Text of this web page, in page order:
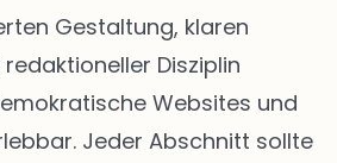
Gestaltung, klaren
Disziplin
Websites und
Jeder Abschnitt sollte